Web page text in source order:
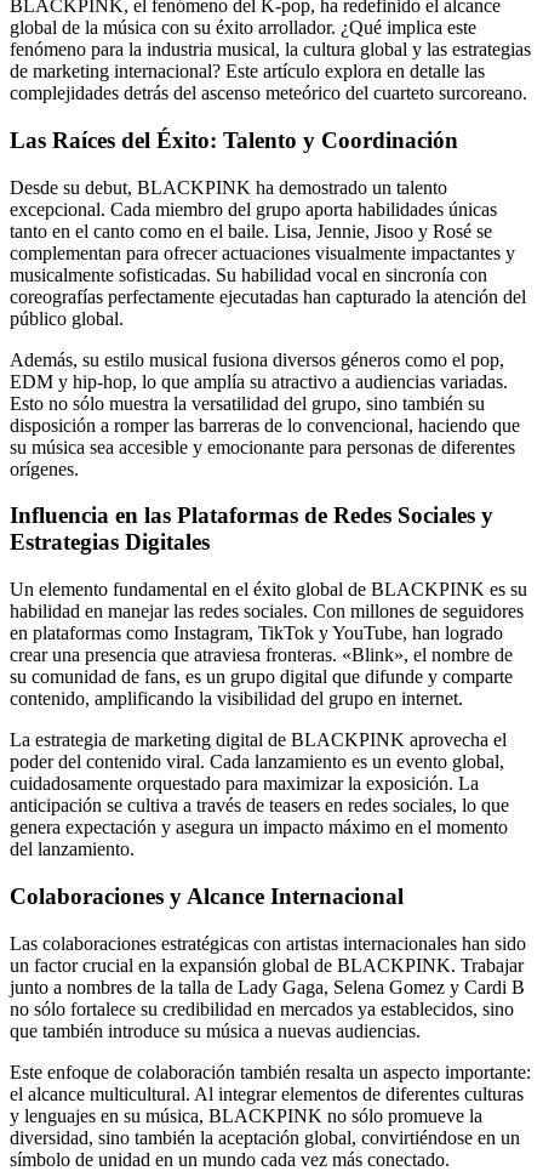
BLACKPINK, el fenómeno del K-pop, ha redefinido el alcance
global de la música con su éxito arrollador. ¿Qué implica este
fenómeno para la industria musical, la cultura global y las estrategias
de marketing internacional? Este artículo explora en detalle las
complejidades detrás del ascenso meteórico del cuarteto surcoreano.
Las Raíces del Éxito: Talento y Coordinación
Desde su debut, BLACKPINK ha demostrado un talento
excepcional. Cada miembro del grupo aporta habilidades únicas
tanto en el canto como en el baile. Lisa, Jennie, Jisoo y Rosé se
complementan para ofrecer actuaciones visualmente impactantes y
musicalmente sofisticadas. Su habilidad vocal en sincronía con
coreografías perfectamente ejecutadas han capturado la atención del
público global.
Además, su estilo musical fusiona diversos géneros como el pop,
EDM y hip-hop, lo que amplía su atractivo a audiencias variadas.
Esto no sólo muestra la versatilidad del grupo, sino también su
disposición a romper las barreras de lo convencional, haciendo que
su música sea accesible y emocionante para personas de diferentes
orígenes.
Influencia en las Plataformas de Redes Sociales y
Estrategias Digitales
Un elemento fundamental en el éxito global de BLACKPINK es su
habilidad en manejar las redes sociales. Con millones de seguidores
en plataformas como Instagram, TikTok y YouTube, han logrado
crear una presencia que atraviesa fronteras. «Blink», el nombre de
su comunidad de fans, es un grupo digital que difunde y comparte
contenido, amplificando la visibilidad del grupo en internet.
La estrategia de marketing digital de BLACKPINK aprovecha el
poder del contenido viral. Cada lanzamiento es un evento global,
cuidadosamente orquestado para maximizar la exposición. La
anticipación se cultiva a través de teasers en redes sociales, lo que
genera expectación y asegura un impacto máximo en el momento
del lanzamiento.
Colaboraciones y Alcance Internacional
Las colaboraciones estratégicas con artistas internacionales han sido
un factor crucial en la expansión global de BLACKPINK. Trabajar
junto a nombres de la talla de Lady Gaga, Selena Gomez y Cardi B
no sólo fortalece su credibilidad en mercados ya establecidos, sino
que también introduce su música a nuevas audiencias.
Este enfoque de colaboración también resalta un aspecto importante:
el alcance multicultural. Al integrar elementos de diferentes culturas
y lenguajes en su música, BLACKPINK no sólo promueve la
diversidad, sino también la aceptación global, convirtiéndose en un
símbolo de unidad en un mundo cada vez más conectado.